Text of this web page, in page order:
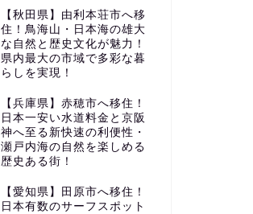
【秋田県】由利本荘市へ移
住！鳥海山・日本海の雄大
な自然と歴史文化が魅力！
県内最大の市域で多彩な暮
らしを実現！
【兵庫県】赤穂市へ移住！
日本一安い水道料金と京阪
神へ至る新快速の利便性・
瀬戸内海の自然を楽しめる
歴史ある街！
【愛知県】田原市へ移住！
日本有数のサーフスポット